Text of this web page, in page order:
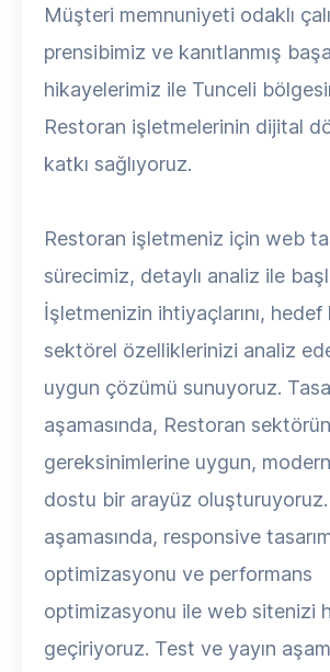
Müşteri memnuniyeti odaklı
prensibimiz ve kanıtlanmış
hikayelerimiz ile Tunceli
Restoran işletmelerinin dijital
katkı sağlıyoruz.
Restoran işletmeniz için web
sürecimiz, detaylı analiz ile
İşletmenizin ihtiyaçlarını,
sektörel özelliklerinizi analiz
uygun çözümü sunuyoruz.
aşamasında, Restoran
gereksinimlerine uygun, modern
dostu bir arayüz
aşamasında, responsive
optimizasyonu ve performans
optimizasyonu ile web sitenizi
geçiriyoruz. Test ve yayın